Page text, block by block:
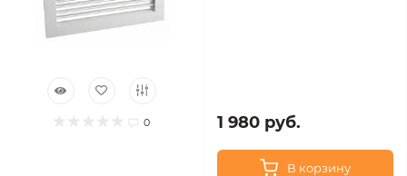
0 1 980 руб.
В корзину